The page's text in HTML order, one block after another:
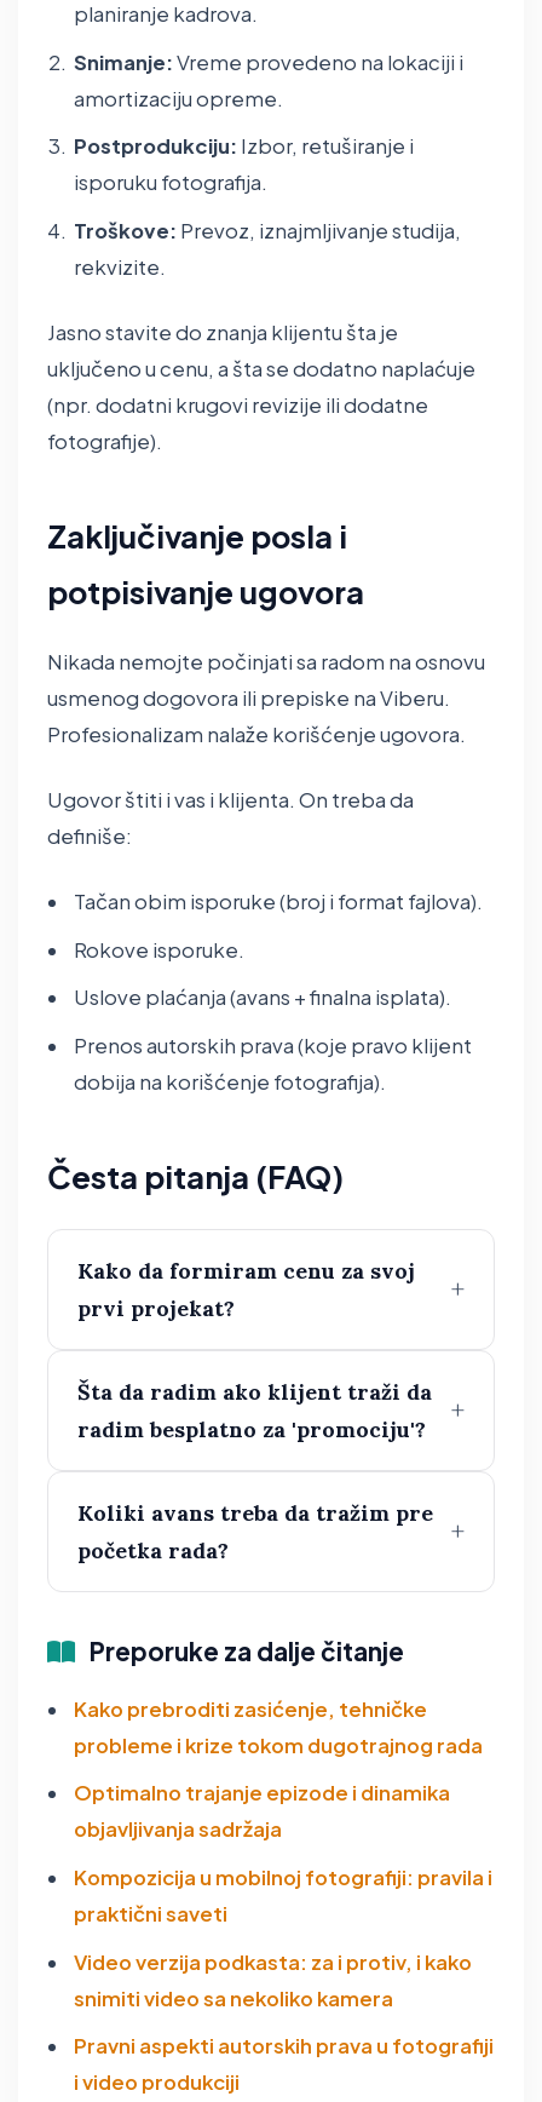
planiranje kadrova.
Snimanje:Vreme provedeno na lokaciji i
amortizaciju opreme.
Postprodukciju: Izbor, retuširanje i
isporuku fotografija.
Troškove: Prevoz, iznajmljivanje studija,
rekvizite.
Jasno stavite do znanja klijentu šta je
uključeno u cenu, a šta se dodatno naplaćuje
(npr. dodatni krugovi revizije ili dodatne
fotografije).
Zaključivanje posla i
potpisivanje ugovora
Nikada nemojte počinjati sa radom na osnovu
usmenog dogovora ili prepiske na Viberu.
Profesionalizam nalaže korišćenje ugovora.
Ugovor štiti i vas i klijenta. On treba da
definiše:
Tačan obim isporuke (broj i format fajlova).
Rokove isporuke.
Uslove plaćanja (avans + finalna isplata).
Prenos autorskih prava (koje pravo klijent
dobija na korišćenje fotografija).
Česta pitanja (FAQ)
Kako da formiram cenu za svoj
prvi projekat?
Šta da radim ako klijent traži da
radim besplatno za 'promociju'?
Koliki avans treba da tražim pre
početka rada?
Preporuke za dalje čitanje
Kako prebroditi zasićenje, tehničke
probleme i krize tokom dugotrajnog rada
Optimalno trajanje epizode i dinamika
objavljivanja sadržaja
Kompozicija u mobilnoj fotografiji: pravila i
praktični saveti
Video verzija podkasta: za i protiv, i kako
snimiti video sa nekoliko kamera
Pravni aspekti autorskih prava u fotografiji
i video produkciji